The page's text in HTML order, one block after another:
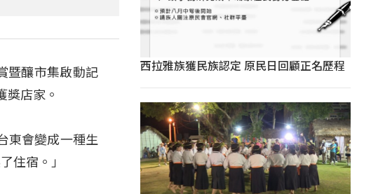
暨釀市集啟動記
獎店家。
東會變成一種生
住宿。」
西拉雅族獲民族認定 原民日回顧正名歷程